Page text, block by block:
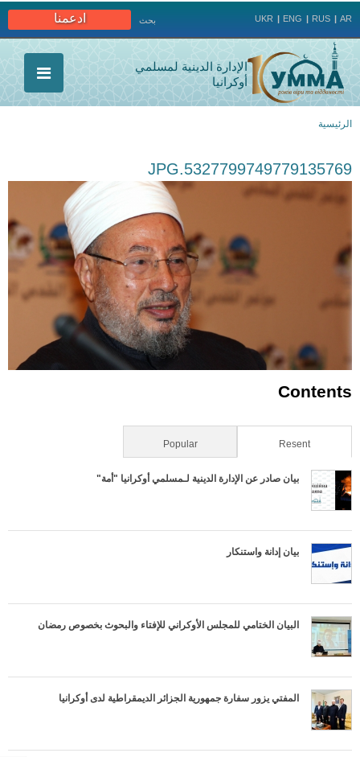
ادعمنا بحث UKR ENG RUS AR
الإدارة الدينية لمسلمي
أوكرانيا
هنا
الرئيسية
5327799749779135769.JPG
Contents
Resent (علامة التبويب النشطة)Popular
بيان صادر عن الإدارة الدينية لـمسلمي أوكرانيا "أمة"
بيان إدانة واستنكار
البيان الختامي للمجلس الأوكراني للإفتاء والبحوث بخصوص رمضان
المفتي يزور سفارة جمهورية الجزائر الديمقراطية لدى أوكرانيا